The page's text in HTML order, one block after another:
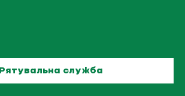
Рятувальна служба